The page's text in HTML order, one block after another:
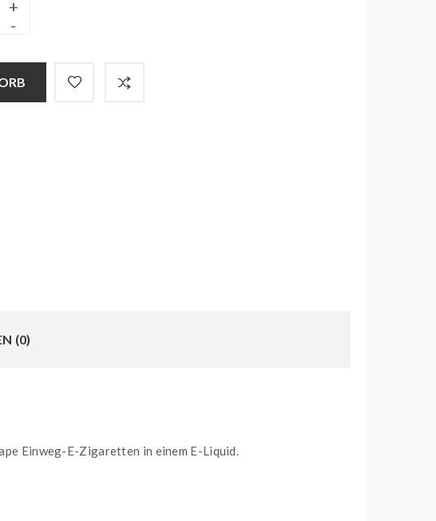
(0)
Einweg-E-Zigaretten in einem E-Liquid.